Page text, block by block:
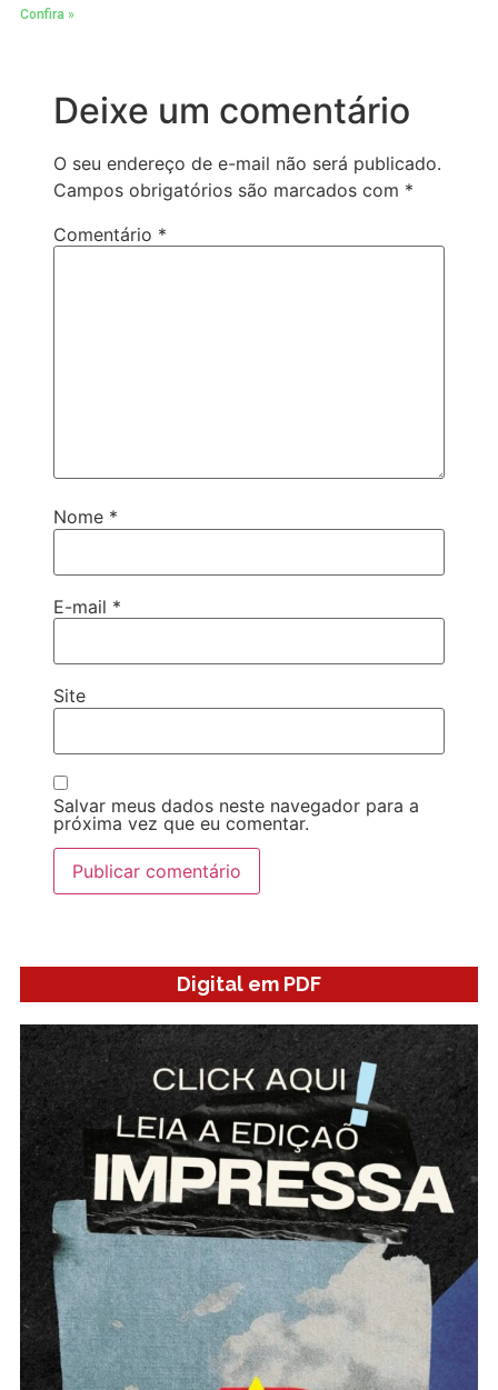
Confira »
Deixe um comentário
O seu endereço de e-mail não será publicado.
Campos obrigatórios são marcados com *
Comentário *
Nome *
E-mail *
Site
Salvar meus dados neste navegador para a
próxima vez que eu comentar.
Digital em PDF